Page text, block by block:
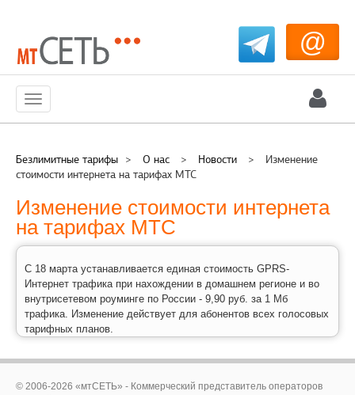
@
Меню
Безлимитные тарифы > О нас > Новости >
Изменение
стоимости интернета на тарифах МТС
Изменение стоимости интернета
на тарифах МТС
С 18 марта устанавливается единая стоимость GPRS-
Интернет трафика при нахождении в домашнем регионе и во
внутрисетевом роуминге по России - 9,90 руб. за 1 Мб
трафика. Изменение действует для абонентов всех голосовых
тарифных планов.
© 2006-2026 «мтСЕТЬ» - Коммерческий представитель операторов